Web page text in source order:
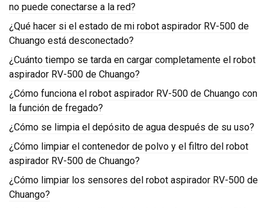
no puede conectarse a la red?
¿Qué hacer si el estado de mi robot aspirador RV-500 de
Chuango está desconectado?
¿Cuánto tiempo se tarda en cargar completamente el robot
aspirador RV-500 de Chuango?
¿Cómo funciona el robot aspirador RV-500 de Chuango con
la función de fregado?
¿Cómo se limpia el depósito de agua después de su uso?
¿Cómo limpiar el contenedor de polvo y el filtro del robot
aspirador RV-500 de Chuango?
¿Cómo limpiar los sensores del robot aspirador RV-500 de
Chuango?